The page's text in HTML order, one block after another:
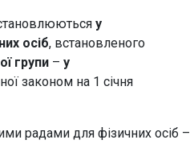
у
осіб, встановленого
групи – у
законом на 1 січня
радами для фізичних осіб –